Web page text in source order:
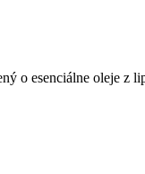
o esenciálne oleje z